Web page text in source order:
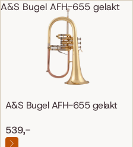
A&S Bugel AFH-655 gelakt
A&S Bugel AFH-655 gelakt
539,-